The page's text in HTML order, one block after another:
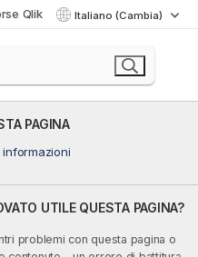
Qlik Italiano (Cambia)
PAGINA
informazioni
UTILE QUESTA PAGINA?
problemi con questa pagina o